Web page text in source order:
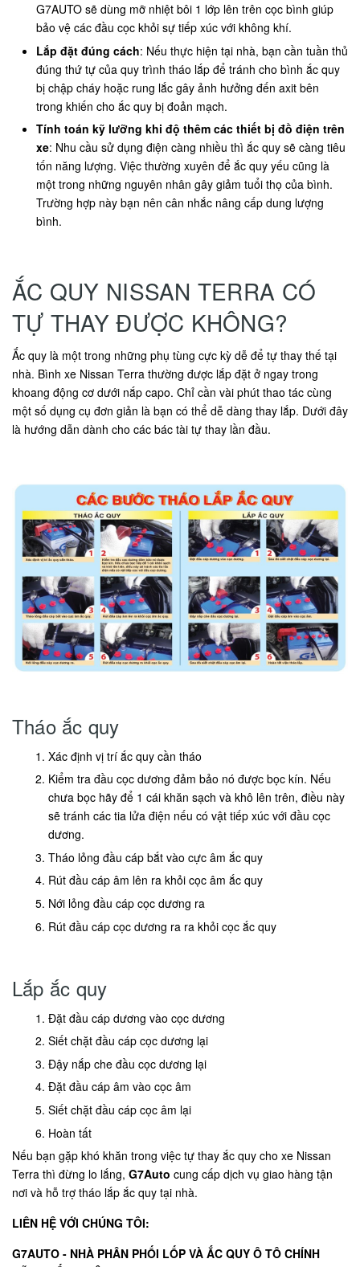
G7AUTO sẽ dùng mỡ nhiệt bôi 1 lớp lên trên cọc bình giúp
bảo vệ các đầu cọc khỏi sự tiếp xúc với không khí.
Lắp đặt đúng cách: Nếu thực hiện tại nhà, bạn cần tuần thủ
đúng thứ tự của quy trình tháo lắp để tránh cho bình ắc quy
bị chập cháy hoặc rung lắc gây ảnh hưởng đến axit bên
trong khiến cho ắc quy bị đoản mạch.
Tính toán kỹ lưỡng khi độ thêm các thiết bị đồ điện trên
xe: Nhu cầu sử dụng điện càng nhiều thì ắc quy sẽ càng tiêu
tốn năng lượng. Việc thường xuyên để ắc quy yếu cũng là
một trong những nguyên nhân gây giảm tuổi thọ của bình.
Trường hợp này bạn nên cân nhắc nâng cấp dung lượng
bình.
ẮC QUY NISSAN TERRA CÓ
TỰ THAY ĐƯỢC KHÔNG?
Ắc quy là một trong những phụ tùng cực kỳ dễ để tự thay thế tại
nhà. Bình xe Nissan Terra thường được lắp đặt ở ngay trong
khoang động cơ dưới nắp capo. Chỉ cần vài phút thao tác cùng
một số dụng cụ đơn giản là bạn có thể dễ dàng thay lắp. Dưới đây
là hướng dẫn dành cho các bác tài tự thay lần đầu.
Tháo ắc quy
Xác định vị trí ắc quy cần tháo
Kiểm tra đầu cọc dương đảm bảo nó được bọc kín. Nếu
chưa bọc hãy để 1 cái khăn sạch và khô lên trên, điều này
sẽ tránh các tia lửa điện nếu có vật tiếp xúc với đầu cọc
dương.
Tháo lỏng đầu cáp bắt vào cực âm ắc quy
Rút đầu cáp âm lên ra khỏi cọc âm ắc quy
Nới lỏng đầu cáp cọc dương ra
Rút đầu cáp cọc dương ra ra khỏi cọc ắc quy
Lắp ắc quy
Đặt đầu cáp dương vào cọc dương
Siết chặt đầu cáp cọc dương lại
Đậy nắp che đầu cọc dương lại
Đặt đầu cáp âm vào cọc âm
Siết chặt đầu cáp cọc âm lại
Hoàn tất
Nếu bạn gặp khó khăn trong việc tự thay ắc quy cho xe Nissan
Terra thì đừng lo lắng, G7Auto cung cấp dịch vụ giao hàng tận
nơi và hỗ trợ tháo lắp ắc quy tại nhà.
LIÊN HỆ VỚI CHÚNG TÔI:
G7AUTO - NHÀ PHÂN PHỐI LỐP VÀ ẮC QUY Ô TÔ CHÍNH